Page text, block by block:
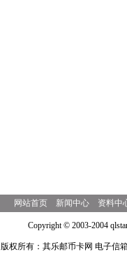
网站首页 新闻中心 资料中
Copyright © 2003-2004
版权所有：其乐邮币卡网 电子信